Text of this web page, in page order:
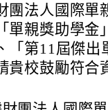
團法人國際單
單親獎助學金
「第11屆傑出
貴校鼓勵符合